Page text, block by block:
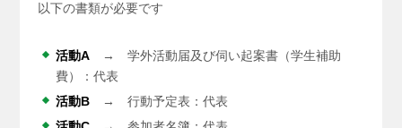
以下の書類が必要です
活動A → 学外活動届及び伺い起案書（学生補助
費）：代表
活動B → 行動予定表：代表